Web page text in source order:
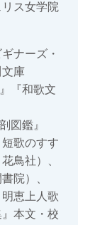
ス女学院
ナーズ・
文庫
『和歌文
図鑑』
短歌のすす
鳥社）、
院）、
恵上人歌
本文・校